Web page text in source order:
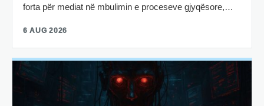
forta për mediat në mbulimin e proceseve gjyqësore,…
6 AUG 2026